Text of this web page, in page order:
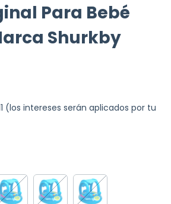
Para Bebé
Shurkby
(los intereses serán aplicados por tu